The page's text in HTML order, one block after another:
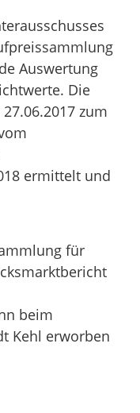
Auswertung
Die
zum
ermittelt und
für
beim
Kehl erworben